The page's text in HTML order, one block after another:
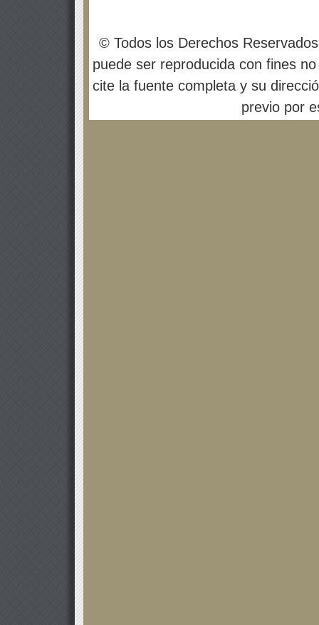
© Todos los Derechos
puede ser reproducida con fines
cite la fuente completa y su
previo por